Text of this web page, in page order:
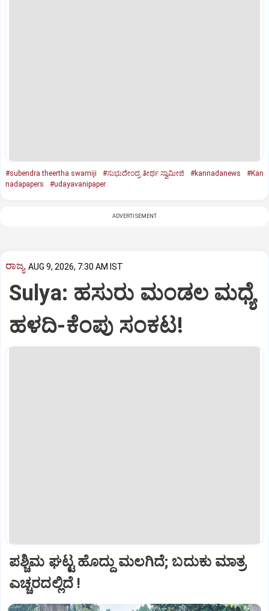
#subendra theertha swamiji #ಸುಭುದೇಂದ್ರ ತೀರ್ಥ ಸ್ವಾಮೀಜಿ #kannadanews
#Kan
nadapapers
#udayavanipaper
ADVERTISEMENT
ರಾಜ್ಯ AUG 9, 2026, 7:30 AM IST
Sulya: ಹಸುರು ಮಂಡಲ ಮಧ್ಯೆ
ಹಳದಿ-ಕೆಂಪು ಸಂಕಟ!
ಪಶ್ಚಿಮ ಘಟ್ಟ ಹೊದ್ದು ಮಲಗಿದೆ; ಬದುಕು ಮಾತ್ರ
ಎಚ್ಚರದಲ್ಲಿದೆ !